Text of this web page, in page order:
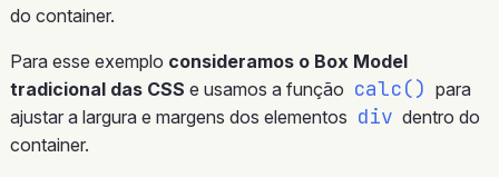
do container.
Para esse exemplo consideramos o Box Model
tradicional das CSS e usamos a função calc() para
ajustar a largura e margens dos elementos div dentro do
container.